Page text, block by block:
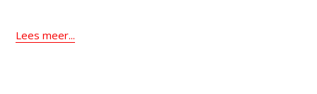
Lees meer...